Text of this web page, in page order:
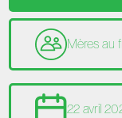
Mères au
22 avril